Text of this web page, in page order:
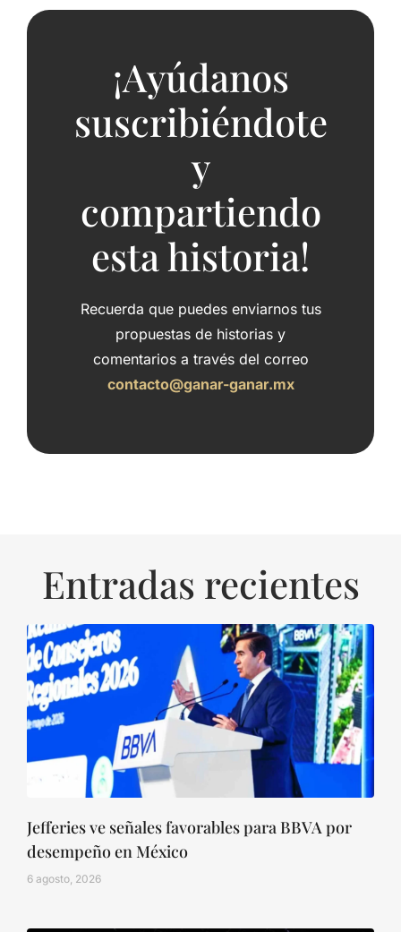
¡Ayúdanos
suscribiéndote
y
compartiendo
esta historia!
Recuerda que puedes enviarnos tus
propuestas de historias y
comentarios a través del correo
contacto@ganar-ganar.mx
Entradas recientes
Jefferies ve señales favorables para BBVA por
desempeño en México
6 agosto, 2026